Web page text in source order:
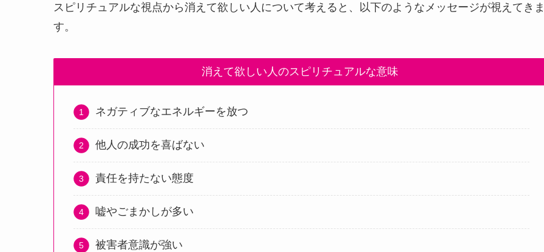
スピリチュアルな視点から消えて欲しい人について考えると、以下のようなメッセージが視えてき
す。
消えて欲しい人のスピリチュアルな意味
ネガティブなエネルギーを放つ
他人の成功を喜ばない
責任を持たない態度
嘘やごまかしが多い
被害者意識が強い